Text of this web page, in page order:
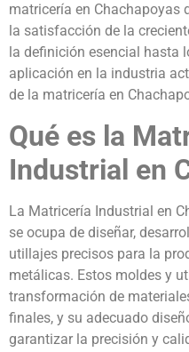
matricería en Chachapoyas
la satisfacción de la
la definición esencial hasta
aplicación en la industria
de la matricería en
Qué es la
Industrial en
La Matricería Industrial en
se ocupa de diseñar,
utillajes precisos para la
metálicas. Estos moldes y
transformación de
finales, y su adecuado
garantizar la precisión y